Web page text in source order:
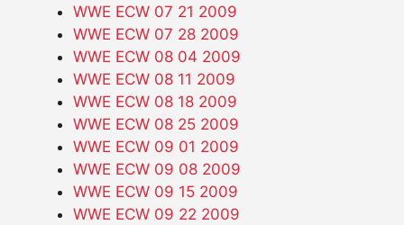
WWE ECW 07 21 2009
WWE ECW 07 28 2009
WWE ECW 08 04 2009
WWE ECW 08 11 2009
WWE ECW 08 18 2009
WWE ECW 08 25 2009
WWE ECW 09 01 2009
WWE ECW 09 08 2009
WWE ECW 09 15 2009
WWE ECW 09 22 2009